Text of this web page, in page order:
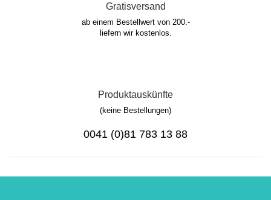
Gratisversand
ab einem Bestellwert von 200.-
liefern wir kostenlos.
Produktauskünfte
(keine Bestellungen)
0041 (0)81 783 13 88